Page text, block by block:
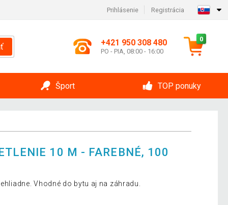
Prihlásenie Registrácia
+421 950 308 480
PO - PIA, 08:00 - 16:00
0
Šport TOP ponuky
10 M - FAREBNÉ, 100
Vhodné do bytu aj na záhradu.